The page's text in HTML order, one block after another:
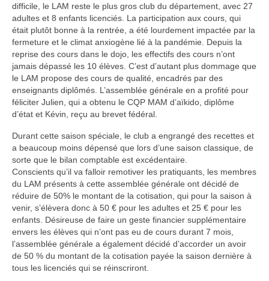
difficile, le LAM reste le plus gros club du département, avec 27
adultes et 8 enfants licenciés. La participation aux cours, qui
était plutôt bonne à la rentrée, a été lourdement impactée par la
fermeture et le climat anxiogène lié à la pandémie. Depuis la
reprise des cours dans le dojo, les effectifs des cours n’ont
jamais dépassé les 10 élèves. C’est d’autant plus dommage que
le LAM propose des cours de qualité, encadrés par des
enseignants diplômés. L’assemblée générale en a profité pour
féliciter Julien, qui a obtenu le CQP MAM d’aïkido, diplôme
d’état et Kévin, reçu au brevet fédéral.
Durant cette saison spéciale, le club a engrangé des recettes et
a beaucoup moins dépensé que lors d’une saison classique, de
sorte que le bilan comptable est excédentaire.
Conscients qu’il va falloir remotiver les pratiquants, les membres
du LAM présents à cette assemblée générale ont décidé de
réduire de 50% le montant de la cotisation, qui pour la saison à
venir, s’élèvera donc à 50 € pour les adultes et 25 € pour les
enfants. Désireuse de faire un geste financier supplémentaire
envers les élèves qui n’ont pas eu de cours durant 7 mois,
l’assemblée générale a également décidé d’accorder un avoir
de 50 % du montant de la cotisation payée la saison dernière à
tous les licenciés qui se réinscriront.